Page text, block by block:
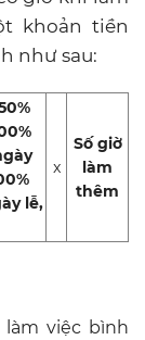
khoản tiền
như sau:
lễ,
x
Số giờ
làm
thêm
việc bình